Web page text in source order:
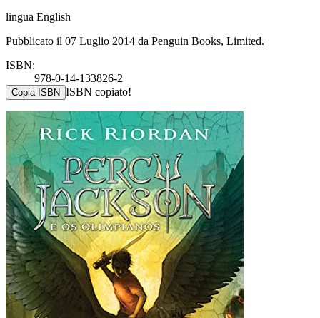
lingua English
Pubblicato il 07 Luglio 2014 da Penguin Books, Limited.
ISBN:
978-0-14-133826-2
Copia ISBN ISBN copiato!